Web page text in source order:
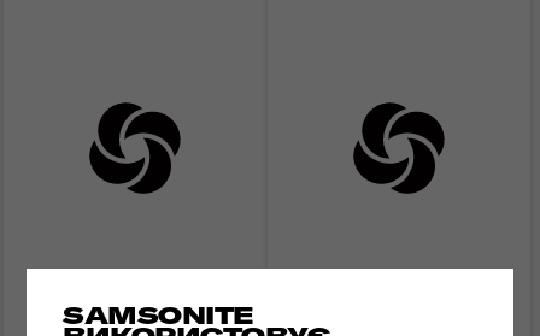
SAMSONITE